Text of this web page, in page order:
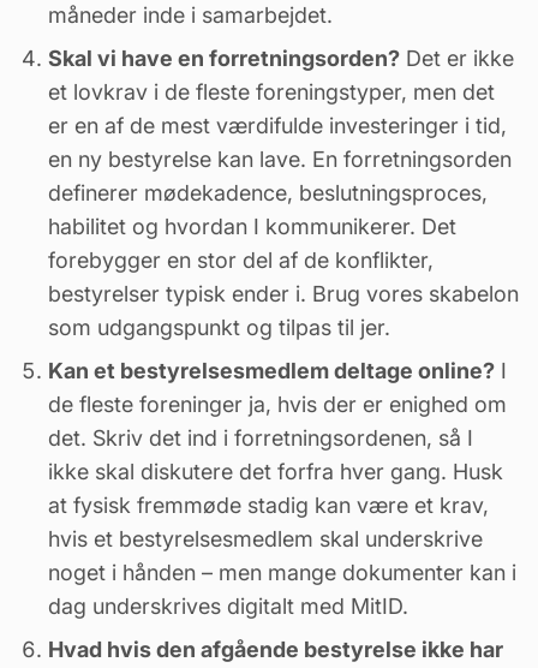
måneder inde i samarbejdet.
Skal vi have en forretningsorden? Det er ikke
et lovkrav i de fleste foreningstyper, men det
er en af de mest værdifulde investeringer i tid,
en ny bestyrelse kan lave. En forretningsorden
definerer mødekadence, beslutningsproces,
habilitet og hvordan I kommunikerer. Det
forebygger en stor del af de konflikter,
bestyrelser typisk ender i. Brug vores skabelon
som udgangspunkt og tilpas til jer.
Kan et bestyrelsesmedlem deltage online? I
de fleste foreninger ja, hvis der er enighed om
det. Skriv det ind i forretningsordenen, så I
ikke skal diskutere det forfra hver gang. Husk
at fysisk fremmøde stadig kan være et krav,
hvis et bestyrelsesmedlem skal underskrive
noget i hånden – men mange dokumenter kan i
dag underskrives digitalt med MitID.
Hvad hvis den afgående bestyrelse ikke har